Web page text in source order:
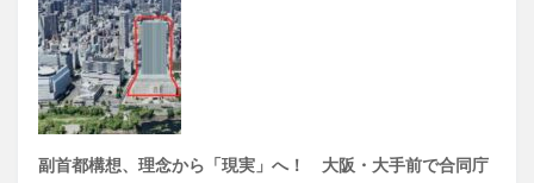
副首都構想、理念から「現実」へ！ 大阪・大手前で合同庁